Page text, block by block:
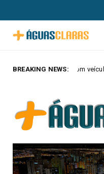
BREAKING NEWS:
elétricos e híbridos